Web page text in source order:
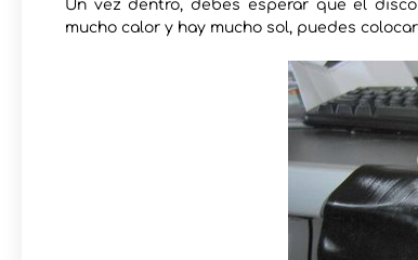
Un vez dentro, debes esperar que el
mucho calor y hay mucho sol, puedes